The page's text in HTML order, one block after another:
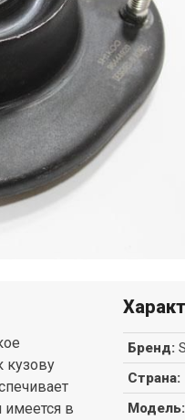
кузову
в
Бренд:
Страна:
Модель: